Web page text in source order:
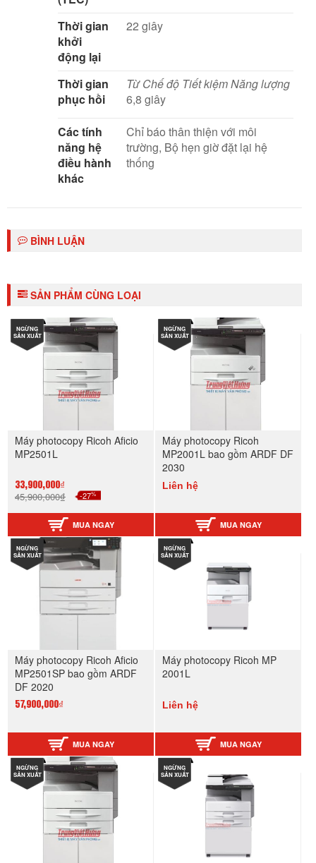
Thời gian
khởi
động lại
22 giây
Thời gian
phục hồi
Từ Chế độ Tiết kiệm Năng lượng
6,8 giây
Các tính
năng hệ
điều hành
khác
Chỉ báo thân thiện với môi
trường, Bộ hẹn giờ đặt lại hệ
thống
BÌNH LUẬN
SẢN PHẨM CÙNG LOẠI
NGỪNG
SẢN XUẤT
Máy photocopy Ricoh Aficio
MP2501L
33,900,000₫
45,900,000₫ -27%
MUA NGAY
NGỪNG
SẢN XUẤT
Máy photocopy Ricoh
MP2001L bao gồm ARDF DF
2030
Liên hệ
MUA NGAY
NGỪNG
SẢN XUẤT
Máy photocopy Ricoh Aficio
MP2501SP bao gồm ARDF
DF 2020
57,900,000₫
MUA NGAY
NGỪNG
SẢN XUẤT
Máy photocopy Ricoh MP
2001L
Liên hệ
MUA NGAY
NGỪNG
SẢN XUẤT
NGỪNG
SẢN XUẤT